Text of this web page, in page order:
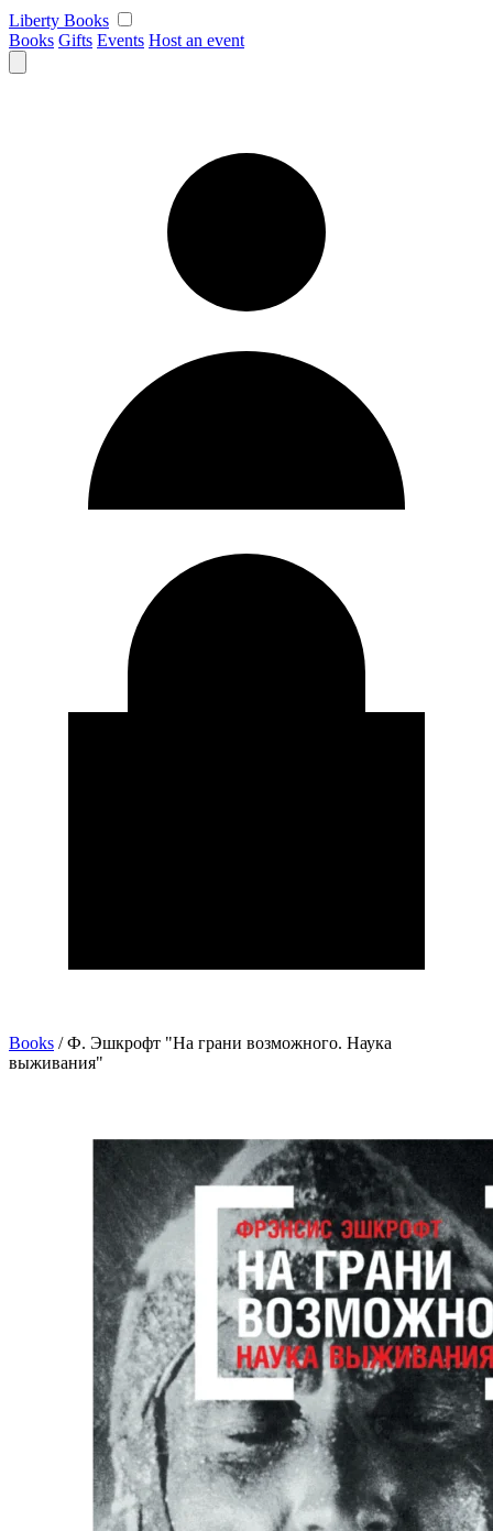
Skip
to
content
Liberty Books
Books Gifts Events Host an event
Books / Ф. Эшкрофт "На грани возможного. Наука
выживания"